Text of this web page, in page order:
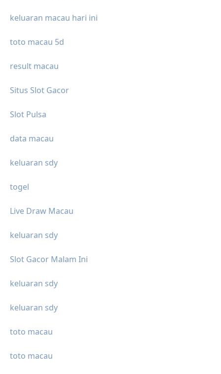
keluaran macau hari ini
toto macau 5d
result macau
Situs Slot Gacor
Slot Pulsa
data macau
keluaran sdy
togel
Live Draw Macau
keluaran sdy
Slot Gacor Malam Ini
keluaran sdy
keluaran sdy
toto macau
toto macau